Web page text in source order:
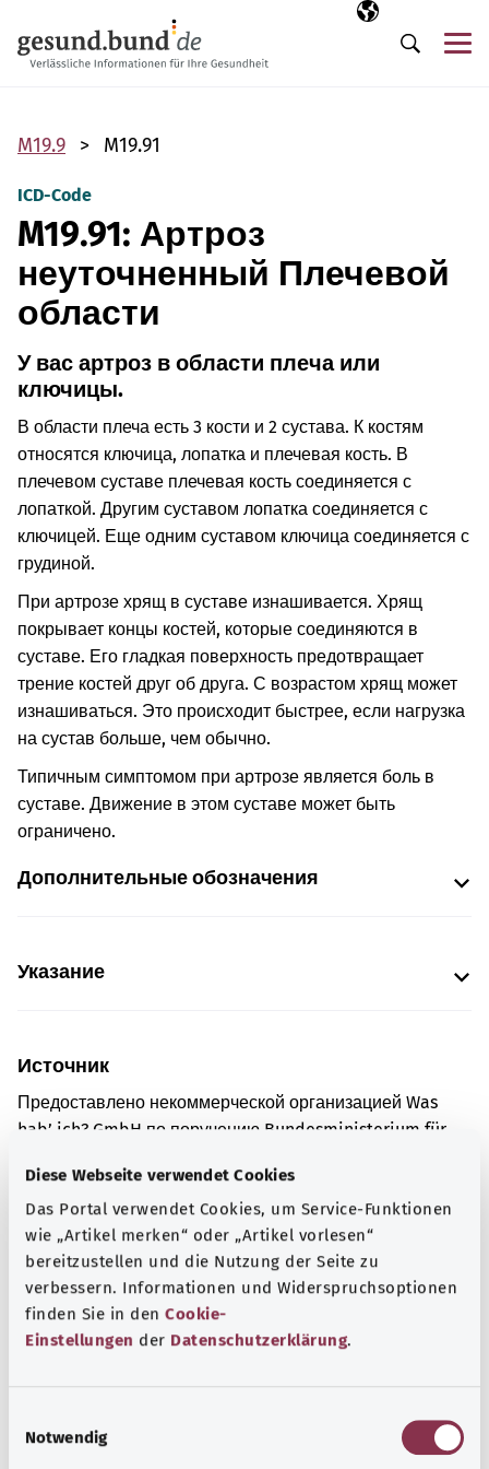
Diese Webseite verwendet Cookies
Das Portal verwendet Cookies, um Service-Funktionen
wie „Artikel merken“ oder „Artikel vorlesen“
bereitzustellen und die Nutzung der Seite zu
verbessern. Informationen und Widerspruchsoptionen
finden Sie in den Cookie-
Einstellungen der Datenschutzerklärung.
Notwendig
Выбранный
RU
Поиск
M19.9 M19.91
ICD-Code
M19.91: Артроз
неуточненный Плечевой
области
У вас артроз в области плеча или
ключицы.
В области плеча есть 3 кости и 2 сустава. К костям
относятся ключица, лопатка и плечевая кость. В
плечевом суставе плечевая кость соединяется с
лопаткой. Другим суставом лопатка соединяется с
ключицей. Еще одним суставом ключица соединяется с
грудиной.
При артрозе хрящ в суставе изнашивается. Хрящ
покрывает концы костей, которые соединяются в
суставе. Его гладкая поверхность предотвращает
трение костей друг об друга. С возрастом хрящ может
изнашиваться. Это происходит быстрее, если нагрузка
на сустав больше, чем обычно.
Типичным симптомом при артрозе является боль в
суставе. Движение в этом суставе может быть
ограничено.
Дополнительные обозначения
Указание
Источник
Предоставлено некоммерческой организацией Was
hab’ ich? GmbH по поручению Bundesministerium für
здравоохранения).
Для хорошей осведомленности
Другие статьи